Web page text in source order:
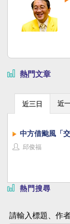
熱門文章
近三日 近
中方借颱風「
邱俊福
熱門搜尋
請輸入標題、作